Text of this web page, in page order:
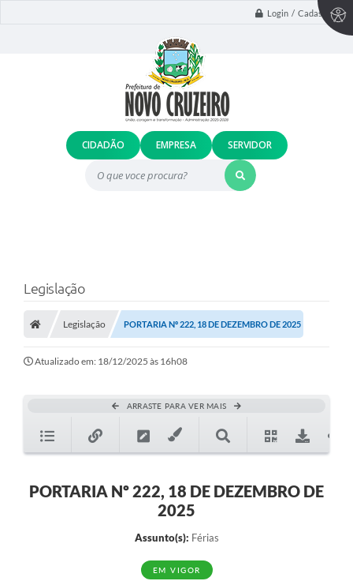
Login / Cadastro
O que voce procura?
CIDADÃO EMPRESA SERVIDOR
Legislação
Legislação PORTARIA Nº 222, 18 DE DEZEMBRO DE 2025
Atualizado em: 18/12/2025 às 16h08
ARRASTE PARA VER MAIS
PORTARIA Nº 222, 18 DE DEZEMBRO DE
2025
Assunto(s): Férias
EM VIGOR